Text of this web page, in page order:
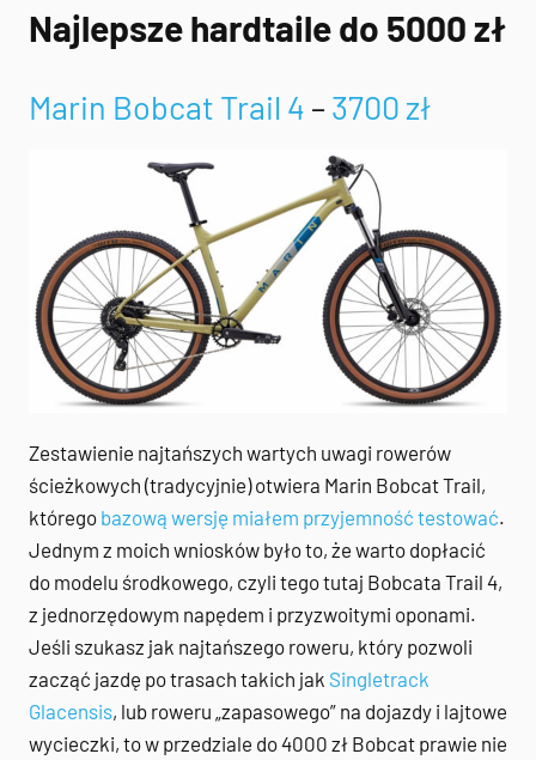
Najlepsze hardtaile do 5000 zł
Marin Bobcat Trail 4 – 3700 zł
Zestawienie najtańszych wartych uwagi rowerów
ścieżkowych (tradycyjnie) otwiera Marin Bobcat Trail,
którego bazową wersję miałem przyjemność testować.
Jednym z moich wniosków było to, że warto dopłacić
do modelu środkowego, czyli tego tutaj Bobcata Trail 4,
z jednorzędowym napędem i przyzwoitymi oponami.
Jeśli szukasz jak najtańszego roweru, który pozwoli
zacząć jazdę po trasach takich jak Singletrack
Glacensis, lub roweru „zapasowego” na dojazdy i lajtowe
wycieczki, to w przedziale do 4000 zł Bobcat prawie nie